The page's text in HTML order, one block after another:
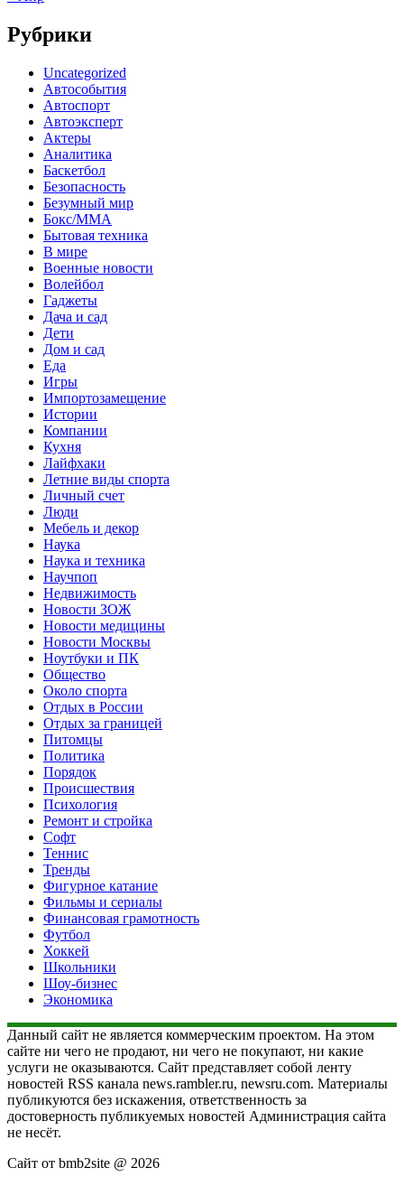
Рубрики
Uncategorized
Автособытия
Автоспорт
Автоэксперт
Актеры
Аналитика
Баскетбол
Безопасность
Безумный мир
Бокс/MMA
Бытовая техника
В мире
Военные новости
Волейбол
Гаджеты
Дача и сад
Дети
Дом и сад
Еда
Игры
Импортозамещение
Истории
Компании
Кухня
Лайфхаки
Летние виды спорта
Личный счет
Люди
Мебель и декор
Наука
Наука и техника
Научпоп
Недвижимость
Новости ЗОЖ
Новости медицины
Новости Москвы
Ноутбуки и ПК
Общество
Около спорта
Отдых в России
Отдых за границей
Питомцы
Политика
Порядок
Происшествия
Психология
Ремонт и стройка
Софт
Теннис
Тренды
Фигурное катание
Фильмы и сериалы
Финансовая грамотность
Футбол
Хоккей
Школьники
Шоу-бизнес
Экономика
Данный сайт не является коммерческим проектом. На этом
сайте ни чего не продают, ни чего не покупают, ни какие
услуги не оказываются. Сайт представляет собой ленту
новостей RSS канала news.rambler.ru, newsru.com. Материалы
публикуются без искажения, ответственность за
достоверность публикуемых новостей Администрация сайта
не несёт.
Сайт от bmb2site @ 2026